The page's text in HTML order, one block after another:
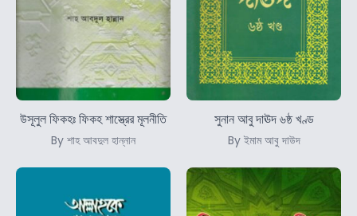
উসূলুল ফিকহঃ ফিকহ শাস্ত্রের মূলনীতি
By শাহ আবদুল হান্নান
সুনান আবু দাঊদ ৬ষ্ঠ খণ্ড
By ইমাম আবু দাউদ